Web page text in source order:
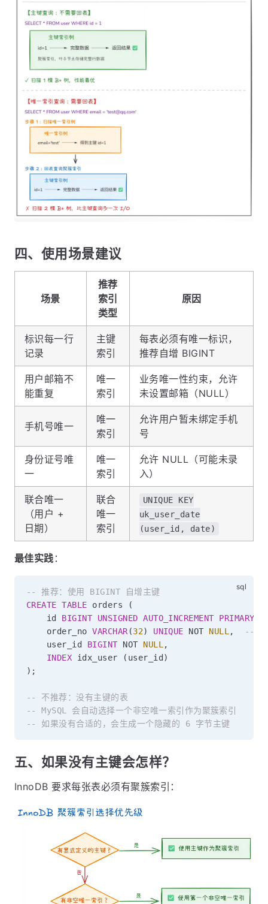
四、使用场景建议
场景
推荐
索引
类型
原因
标识每一行
记录
主键
索引
每表必须有唯一标识，
推荐自增 BIGINT
用户邮箱不
能重复
唯一
索引
业务唯一性约束，允许
未设置邮箱（NULL）
手机号唯一
唯一
索引
允许用户暂未绑定手机
号
身份证号唯
一
唯一
索引
允许 NULL（可能未录
入）
联合唯一
（用户 +
日期）
联合
唯一
索引
UNIQUE KEY
uk_user_date
(user_id, date)
最佳实践 ：
-- 推荐：使用 BIGINT 自增主键
CREATE TABLE orders
(
    id
BIGINT UNSIGNED AUTO_INCREMENT PRIMARY
    order_no
VARCHAR (32) UNIQUE NOT NULL ,
-- 业
    user_id
BIGINT NOT NULL ,
INDEX idx_user ( user_id )
) ;
-- 不推荐：没有主键的表
-- MySQL 会自动选择一个非空唯一索引作为聚簇索引
-- 如果没有合适的，会生成一个隐藏的 6 字节主键
五、如果没有主键会怎样？
InnoDB 要求每张表必须有聚簇索引：